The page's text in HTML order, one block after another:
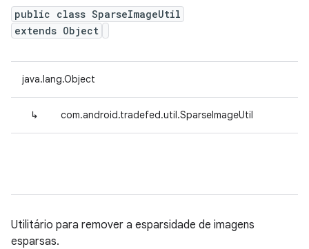
public class SparseImageUtil
extends Object
java.lang.Object
↳ com.android.tradefed.util.SparseImageUtil
Utilitário para remover a esparsidade de imagens
esparsas.